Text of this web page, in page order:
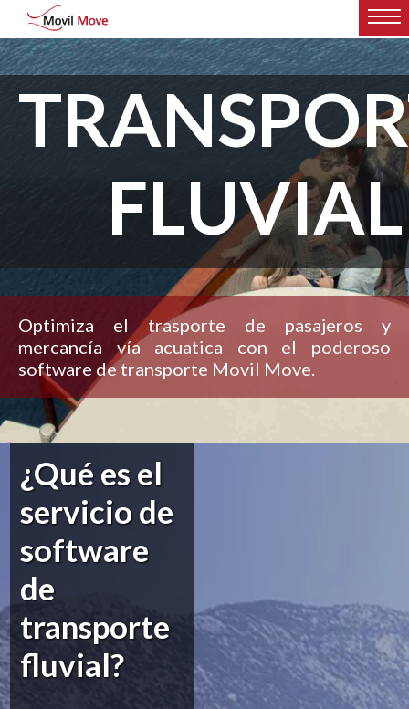
FLUVIAL
Optimiza el trasporte de pasajeros y
mercancía vía acuatica con el poderoso
software de transporte Movil Move.
¿Qué es el
servicio de
software
de
transporte
fluvial?